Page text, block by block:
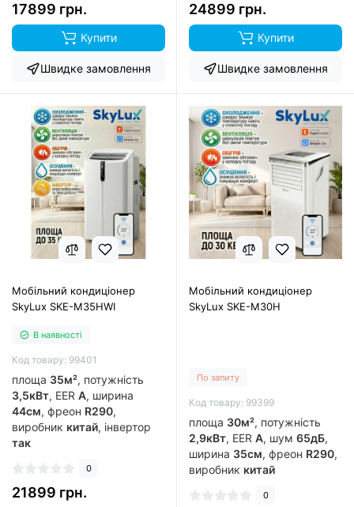
17899 грн.
Купити
Швидке замовлення
24899 грн.
Купити
Швидке замовлення
Мобільний кондиціонер
SkyLux SKE-M35HWI
В наявності
Код товару: 99401
площа 35м², потужність
3,5кВт, EER А, ширина
44см, фреон R290,
виробник китай, інвертор
так
0
21899 грн.
Мобільний кондиціонер
SkyLux SKE-M30H
По запиту
Код товару: 99399
площа 30м², потужність
2,9кВт, EER А, шум 65дБ,
ширина 35см, фреон R290,
виробник китай
0